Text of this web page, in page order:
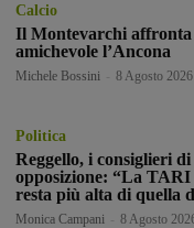
Calcio
Il Montevarchi
amichevole l’Ancona
Michele Bossini 8 Agosto 2026
Politica
Reggello, i consiglieri di
opposizione: “La TARI
resta più alta di quella
Monica Campani 8 Agosto